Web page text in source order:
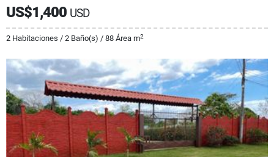
US$1,400 USD
2 Habitaciones / 2 Baño(s) / 88 Área m2